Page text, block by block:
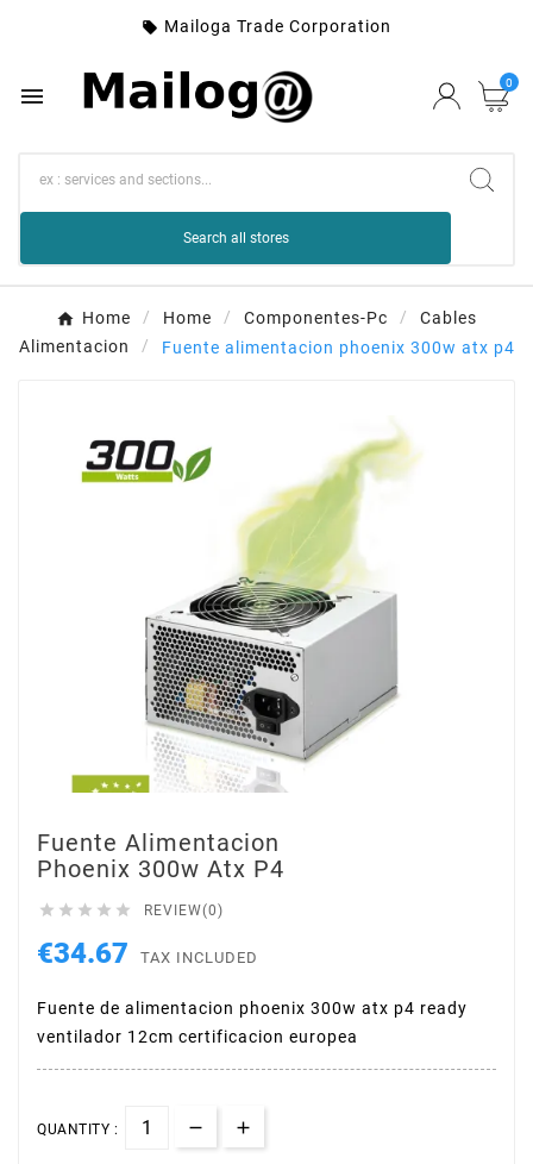
 Mailoga Trade Corporation
 0
Search all stores
Home Home Componentes-Pc
Cables
Alimentacion
Fuente alimentacion phoenix 300w atx p4
Fuente Alimentacion
Phoenix 300w Atx P4
     REVIEW(0)
€34.67 TAX INCLUDED
Fuente de alimentacion phoenix 300w atx p4 ready
ventilador 12cm certificacion europea
QUANTITY :